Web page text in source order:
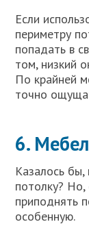
Если
периметру
попадать в
том, низкий
По крайней
точно
6.
Казалось
потолку? Но,
приподнять
особенную.